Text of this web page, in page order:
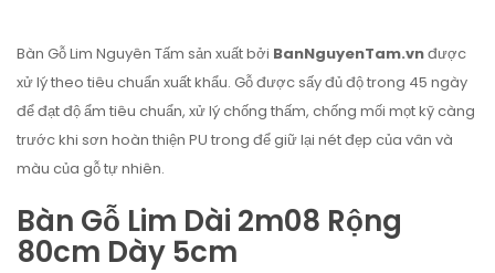
Bàn Gỗ Lim Nguyên Tấm sản xuất bởi BanNguyenTam.vnđược
xử lý theo tiêu chuẩn xuất khẩu. Gỗ được sấy đủ độ trong 45 ngày
để đạt độ ẩm tiêu chuẩn, xử lý chống thấm, chống mối mọt kỹ càng
trước khi sơn hoàn thiện PU trong để giữ lại nét đẹp của vân và
màu của gỗ tự nhiên.
Bàn Gỗ Lim Dài 2m08 Rộng
80cm Dày 5cm